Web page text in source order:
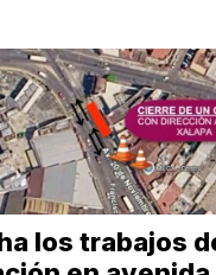
los trabajos